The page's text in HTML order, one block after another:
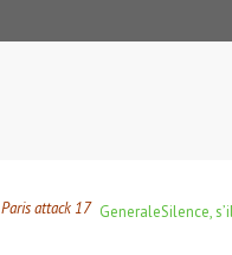
GeneraleSilence,
Paris attack 17